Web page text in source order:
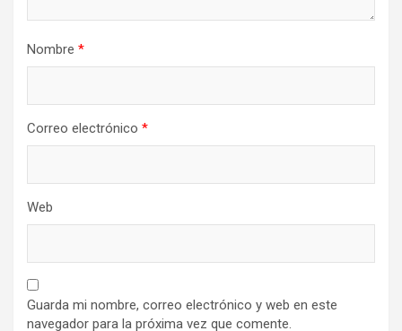
Nombre *
Correo electrónico *
Web
Guarda mi nombre, correo electrónico y web en este
navegador para la próxima vez que comente.